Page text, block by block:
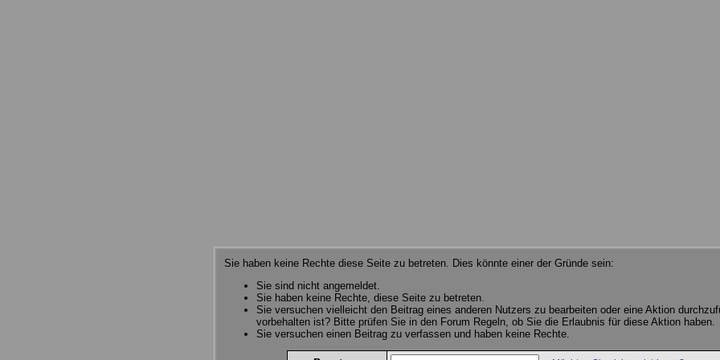
Sie haben keine Rechte diese Seite zu betreten. Dies könnte einer der Gründe sein:
Sie sind nicht angemeldet.
Sie haben keine Rechte, diese Seite zu betreten.
Sie versuchen vielleicht den Beitrag eines anderen Nutzers zu bearbeiten oder eine Aktion
vorbehalten ist? Bitte prüfen Sie in den Forum Regeln, ob Sie die Erlaubnis für diese Aktion haben.
Sie versuchen einen Beitrag zu verfassen und haben keine Rechte.